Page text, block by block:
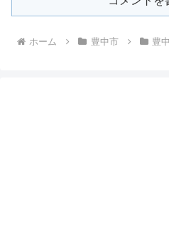
ホーム 豊中市 豊